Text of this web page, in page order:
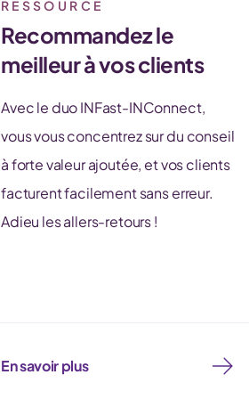
RESSOURCE
Recommandez le
meilleur à vos clients
Avec le duo INFast-INConnect,
vous vous concentrez sur du conseil
à forte valeur ajoutée, et vos clients
facturent facilement sans erreur.
Adieu les allers-retours !
En savoir plus